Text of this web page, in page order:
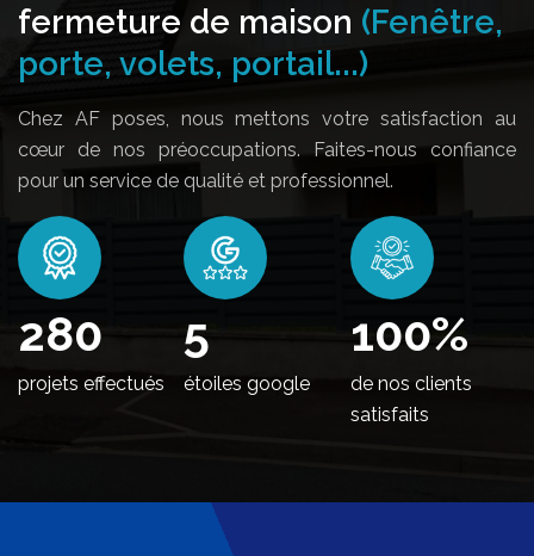
fermeture de maison (Fenêtre,
porte, volets, portail...)
Chez AF poses, nous mettons votre satisfaction au
cœur de nos préoccupations. Faites-nous confiance
pour un service de qualité et professionnel.
348
projets effectués
5
étoiles google
100%
de nos clients
satisfaits